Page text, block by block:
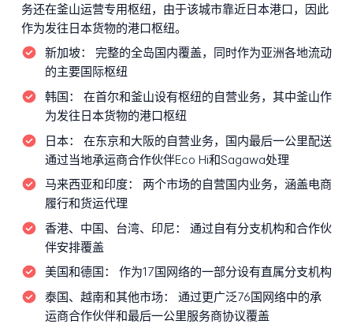
务还在釜山运营专用枢纽，由于该城市靠近日本港口，因此
作为发往日本货物的港口枢纽。
新加坡：
完整的全岛国内覆盖，同时作为亚洲各地流动
的主要国际枢纽
韩国：
在首尔和釜山设有枢纽的自营业务，其中釜山作
为发往日本货物的港口枢纽
日本：
在东京和大阪的自营业务，国内最后一公里配送
通过当地承运商合作伙伴Eco Hi和Sagawa处理
马来西亚和印度：
两个市场的自营国内业务，涵盖电商
履行和货运代理
香港、中国、台湾、印尼：
通过自有分支机构和合作伙
伴安排覆盖
美国和德国：
作为17国网络的一部分设有直属分支机构
泰国、越南和其他市场：
通过更广泛76国网络中的承
运商合作伙伴和最后一公里服务商协议覆盖